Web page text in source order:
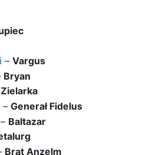
– Vargus
Bryan
Zielarka
– Generał Fidelus
– Baltazar
Brat Anzelm